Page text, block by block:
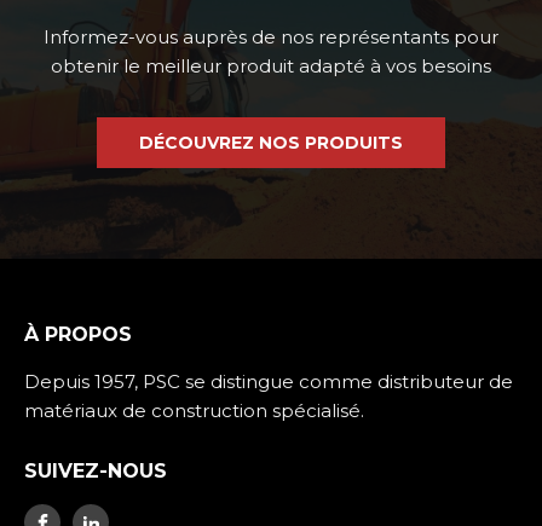
Informez-vous auprès de nos représentants pour
obtenir le meilleur produit adapté à vos besoins
DÉCOUVREZ NOS PRODUITS
À PROPOS
Depuis 1957, PSC se distingue comme distributeur de
matériaux de construction spécialisé.
SUIVEZ-NOUS